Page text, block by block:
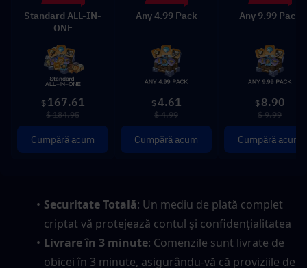
Standard ALL-IN-
ONE
$ 167.61
$ 184.95
Cumpără acum
Any 4.99 Pack
$4.61
$ 4.99
Cumpără acum
Any 9.99 Pack
$ 8.90
$ 9.99
Cumpără acum
Securitate Totală: Un mediu de plată complet
criptat vă protejează contul și confidențialitatea
Livrare în 3 minute: Comenzile sunt livrate de
obicei în 3 minute, asigurându-vă că proviziile de